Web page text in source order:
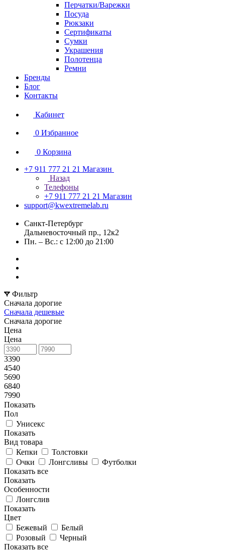
Перчатки/Варежки
Посуда
Рюкзаки
Сертификаты
Сумки
Украшения
Полотенца
Ремни
Бренды
Блог
Контакты
Кабинет
0 Избранное
0 Корзина
+7 911 777 21 21 Магазин
Назад
Телефоны
+7 911 777 21 21 Магазин
support@kwextremelab.ru
Санкт-Петербург
Дальневосточный пр., 12к2
Пн. – Вс.: с 12:00 до 21:00
Фильтр
Сначала дорогие
Сначала дешевые
Сначала дорогие
Цена
Цена
3390
4540
5690
6840
7990
Показать
Пол
Унисекс
Показать
Вид товара
Кепки
Толстовки
Очки
Лонгсливы
Футболки
Показать все
Показать
Особенности
Лонгслив
Показать
Цвет
Бежевый
Белый
Розовый
Черный
Показать все